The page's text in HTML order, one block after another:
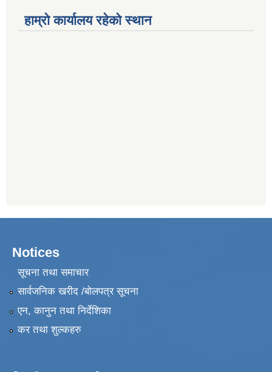
हाम्राे कार्यालय रहेकाे स्थान
Notices
सूचना तथा समाचार
सार्वजनिक खरीद /बोलपत्र सूचना
एन, कानुन तथा निर्देशिका
कर तथा शुल्कहरु